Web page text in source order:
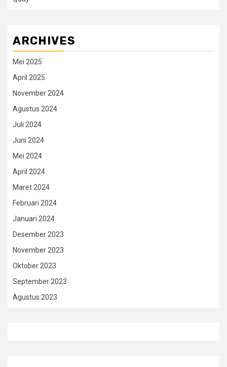
ARCHIVES
Mei 2025
April 2025
November 2024
Agustus 2024
Juli 2024
Juni 2024
Mei 2024
April 2024
Maret 2024
Februari 2024
Januari 2024
Desember 2023
November 2023
Oktober 2023
September 2023
Agustus 2023